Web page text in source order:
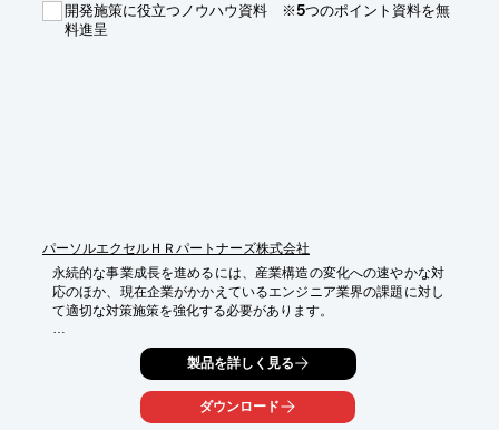
【特長】
■専門家が親切支援
開発施策に役立つノウハウ資料 ※5つのポイント資料を無
料進呈
パーソルエクセルＨＲパートナーズ株式会社
永続的な事業成長を進めるには、産業構造の変化への速やかな対
応のほか、現在企業がかかえているエンジニア業界の課題に対し
て適切な対策施策を強化する必要があります。
「未来の価値をものにする」を掲げる『CXデザインセンター』
パナソニックでの設計開発経験で培った家電量産設計技術、エン
ジニアマインドを駆使し、顧客体験（CX）の実現を目指し、お
客様の開発施策の推進に向けた幅広い技術支援サポートが可能で
製品を詳しく見る
ダウンロード